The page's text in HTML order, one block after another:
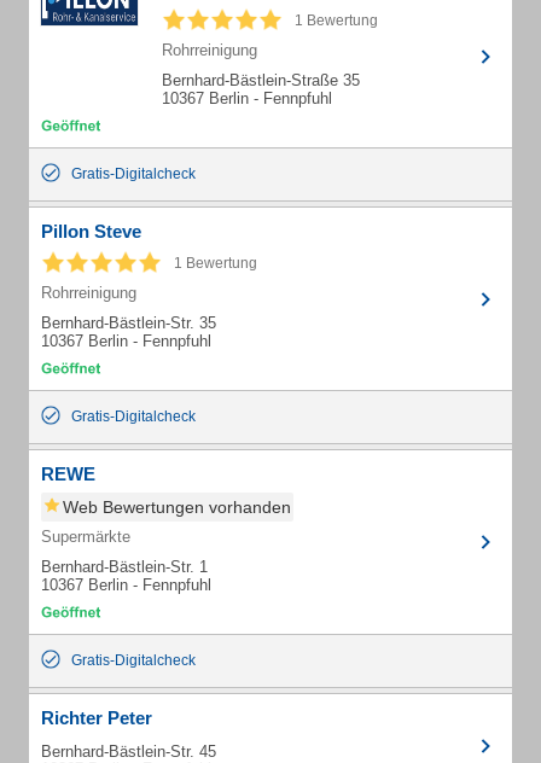
1 Bewertung
Rohrreinigung
Bernhard-Bästlein-Straße 35
10367 Berlin - Fennpfuhl
Gratis-Digitalcheck
Pillon Steve
1 Bewertung
Rohrreinigung
Bernhard-Bästlein-Str. 35
10367 Berlin - Fennpfuhl
Gratis-Digitalcheck
REWE
Web Bewertungen vorhanden
Supermärkte
Bernhard-Bästlein-Str. 1
10367 Berlin - Fennpfuhl
Gratis-Digitalcheck
Richter Peter
Bernhard-Bästlein-Str. 45